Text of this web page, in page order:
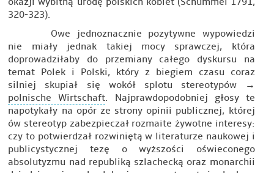
320-323).
Owe jednoznacznie pozytywne wypowiedzi
nie miały jednak takiej mocy sprawczej, która
doprowadziłaby do przemiany całego dyskursu na
temat Polek i Polski, który z biegiem czasu coraz
silniej skupiał się wokół splotu stereotypów →
polnische Wirtschaft. Najprawdopodobniej głosy te
napotykały na opór ze strony opinii publicznej, której
ów stereotyp zabezpieczał rozmaite żywotne interesy:
czy to potwierdzał rozwiniętą w literaturze naukowej i
publicystycznej tezę o wyższości oświeconego
absolutyzmu nad republiką szlachecką oraz monarchii